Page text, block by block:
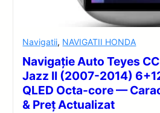
Navigatii, NAVIGATII HONDA
Navigație Auto Teyes
Jazz II (2007-2014)
QLED Octa-core —
& Preț Actualizat